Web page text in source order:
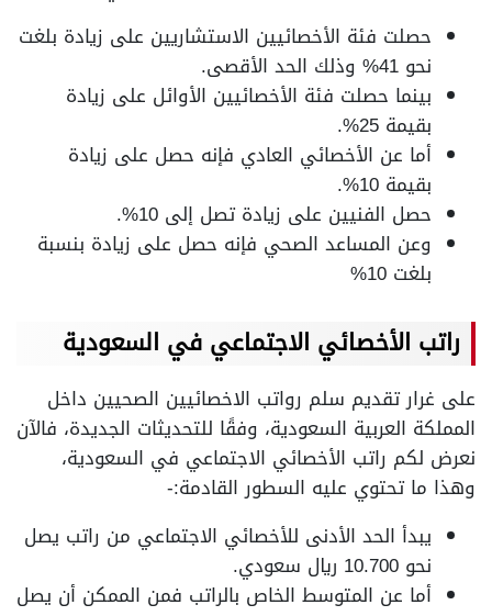
حصلت فئة الأخصائيين الاستشاريين على زيادة بلغت
نحو 41% وذلك الحد الأقصى.
بينما حصلت فئة الأخصائيين الأوائل على زيادة
بقيمة 25%.
أما عن الأخصائي العادي فإنه حصل على زيادة
بقيمة 10%.
حصل الفنيين على زيادة تصل إلى 10%.
وعن المساعد الصحي فإنه حصل على زيادة بنسبة
بلغت 10%
راتب الأخصائي الاجتماعي في السعودية
على غرار تقديم سلم رواتب الاخصائيين الصحيين داخل
المملكة العربية السعودية، وفقًا للتحديثات الجديدة، فالآن
نعرض لكم راتب الأخصائي الاجتماعي في السعودية،
وهذا ما تحتوي عليه السطور القادمة:-
يبدأ الحد الأدنى للأخصائي الاجتماعي من راتب يصل
نحو 10.700 ريال سعودي.
أما عن المتوسط الخاص بالراتب فمن الممكن أن يصل